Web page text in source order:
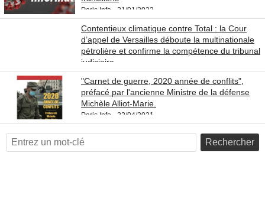
Paris Info - 21/01/2022
Contentieux climatique contre Total : la Cour
d’appel de Versailles déboute la multinationale
pétrolière et confirme la compétence du tribunal
judiciaire
Paris Info - 19/11/2021
"Carnet de guerre, 2020 année de conflits",
préfacé par l'ancienne Ministre de la défense
Michèle Alliot-Marie.
Paris Info - 22/04/2021
Rechercher